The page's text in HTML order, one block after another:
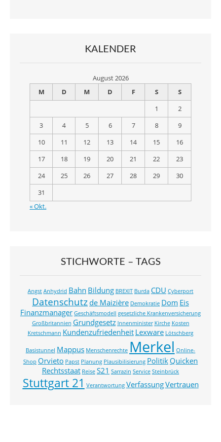
KALENDER
August 2026
M
D M D F S
S
1
2
3
4 5 6 7 8
9
10
11 12 13 14 15
16
17
18 19 20 21 22
23
24
25 26 27 28 29
30
31
« Okt.
STICHWORTE – TAGS
Angst Anhydrid Bahn Bildung BREXIT Burda CDU Cyberport
Datenschutzde Maizière Demokratie Dom Eis
Finanzmanager Geschäftsmodell gesetzliche Krankenversicherung
Großbritannien Grundgesetz Innenminister Kirche Kosten
Kretschmann KundenzufriedenheitLexware Lötschberg
Basistunnel Mappus Menschenrechte Merkel Online-
Shop Orvieto Papst Planung Plausibilisierung PolitikQuicken
Rechtsstaat Reise S21 Sarrazin Service Steinbrück
Stuttgart 21 Verantwortung VerfassungVertrauen